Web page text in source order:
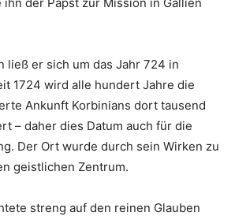
ließ er sich um das Jahr 724 in
1724 wird alle hundert Jahre die
Ankunft Korbinians dort tausend
– daher dies Datum auch für die
Der Ort wurde durch sein Wirken zu
geistlichen Zentrum.
streng auf den reinen Glauben